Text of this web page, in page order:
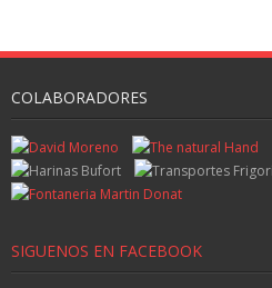
COLABORADORES
SIGUENOS EN FACEBOOK